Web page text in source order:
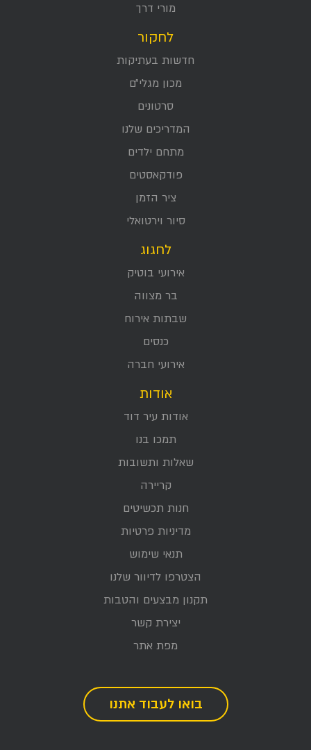
מורי דרך
לחקור
חדשות בעתיקות
מכון מגלי״ם
סרטונים
המדריכים שלנו
מתחם ילדים
פודקאסטים
ציר הזמן
סיור וירטואלי
לחגוג
אירועי בוטיק
בר מצווה
שבתות אירוח
כנסים
אירועי חברה
אודות
אודות עיר דוד
תמכו בנו
שאלות ותשובות
קריירה
חנות תכשיטים
מדיניות פרטיות
תנאי שימוש
הצטרפו לדיוור שלנו
תקנון מבצעים והטבות
יצירת קשר
מפת אתר
בואו לעבוד אתנו